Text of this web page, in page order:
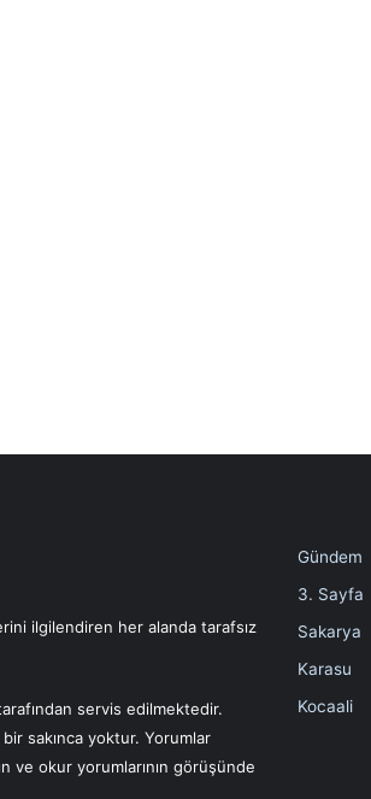
ilgilendiren her alanda tarafsız
servis edilmektedir.
sakınca yoktur. Yorumlar
ve okur yorumlarının görüşünde
Gündem
3. Sayfa
Sakarya
Karasu
Kocaali